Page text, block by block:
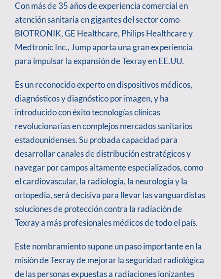
Con más de 35 años de experiencia comercial en
atención sanitaria en gigantes del sector como
BIOTRONIK, GE Healthcare, Philips Healthcare y
Medtronic Inc., Jump aporta una gran experiencia
para impulsar la expansión de Texray en EE.UU.
Es un reconocido experto en dispositivos médicos,
diagnósticos y diagnóstico por imagen, y ha
introducido con éxito tecnologías clínicas
revolucionarias en complejos mercados sanitarios
estadounidenses. Su probada capacidad para
desarrollar canales de distribución estratégicos y
navegar por campos altamente especializados, como
el cardiovascular, la radiología, la neurología y la
ortopedia, será decisiva para llevar las vanguardistas
soluciones de protección contra la radiación de
Texray a más profesionales médicos de todo el país.
Este nombramiento supone un paso importante en la
misión de Texray de mejorar la seguridad radiológica
de las personas expuestas a radiaciones ionizantes